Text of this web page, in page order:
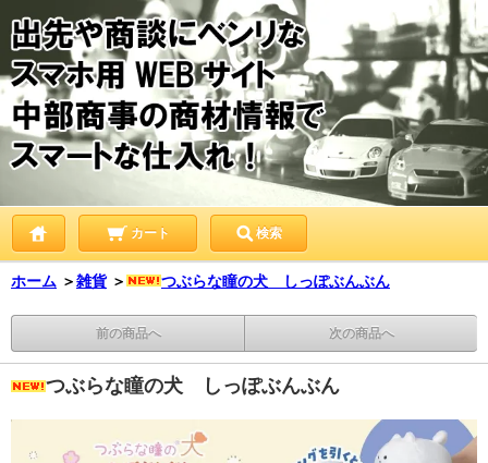
カート 検索
ホーム ＞雑貨 ＞ つぶらな瞳の犬 しっぽぶんぶん
前の商品へ 次の商品へ
つぶらな瞳の犬 しっぽぶんぶん